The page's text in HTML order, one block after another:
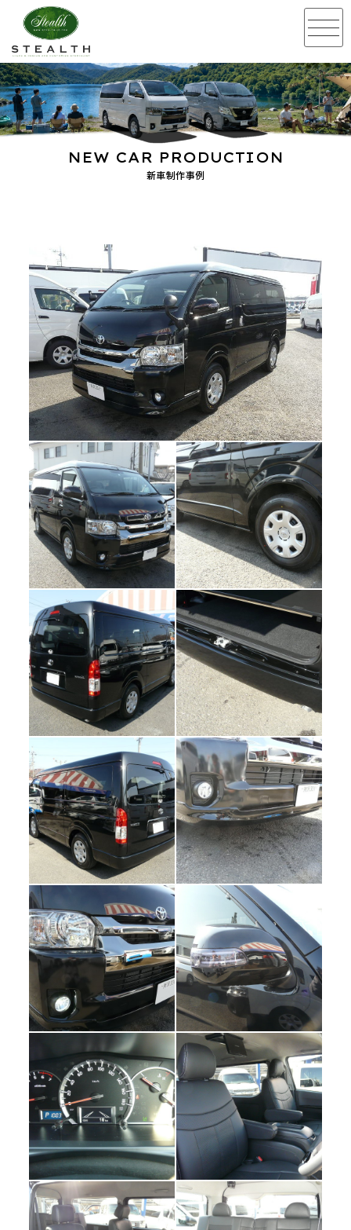
新車制作事例
NEW CAR PRODUCTION